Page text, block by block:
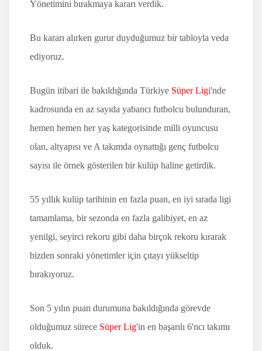
Yönetimini bırakmaya kararı verdik.
Bu kararı alırken gurur duyduğumuz bir tabloyla veda
ediyoruz.
Bugün itibari ile bakıldığında Türkiye Süper Ligi'nde
kadrosunda en az sayıda yabancı futbolcu bulunduran,
hemen hemen her yaş kategorisinde milli oyuncusu
olan, altyapısı ve A takımda oynattığı genç futbolcu
sayısı ile örnek gösterilen bir kulüp haline getirdik.
55 yıllık kulüp tarihinin en fazla puan, en iyi sırada ligi
tamamlama, bir sezonda en fazla galibiyet, en az
yenilgi, seyirci rekoru gibi daha birçok rekoru kırarak
bizden sonraki yönetimler için çıtayı yükseltip
bırakıyoruz.
Son 5 yılın puan durumuna bakıldığında görevde
olduğumuz sürece Süper Lig'in en başarılı 6'ncı takımı
olduk.